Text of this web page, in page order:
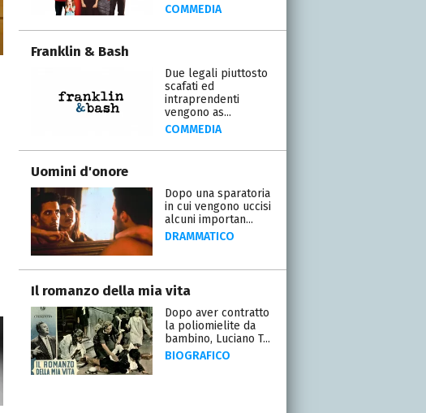
COMMEDIA
Franklin & Bash
Due legali piuttosto
scafati ed
intraprendenti
vengono as...
COMMEDIA
Uomini d'onore
Dopo una sparatoria
in cui vengono uccisi
alcuni importan...
DRAMMATICO
Il romanzo della mia vita
Dopo aver contratto
la poliomielite da
bambino, Luciano T...
BIOGRAFICO